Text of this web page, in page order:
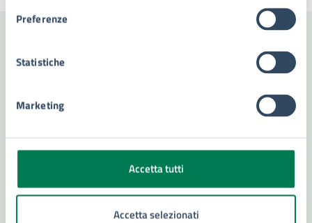
Preferenze
Statistiche
Marketing
Accetta tutti
Accetta selezionati
culturali, turismo e università